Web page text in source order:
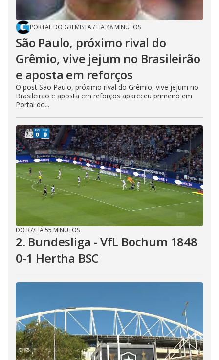
PORTAL DO GREMISTA/ HÁ 48 MINUTOS
São Paulo, próximo rival do
Grêmio, vive jejum no Brasileirão
e aposta em reforços
O post São Paulo, próximo rival do Grêmio, vive jejum no
Brasileirão e aposta em reforços apareceu primeiro em
Portal do...
DO R7/HÁ 55 MINUTOS
2. Bundesliga - VfL Bochum 1848
0-1 Hertha BSC